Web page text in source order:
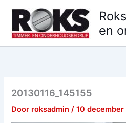
en
20130116_145155
Door roksadmin/10 december